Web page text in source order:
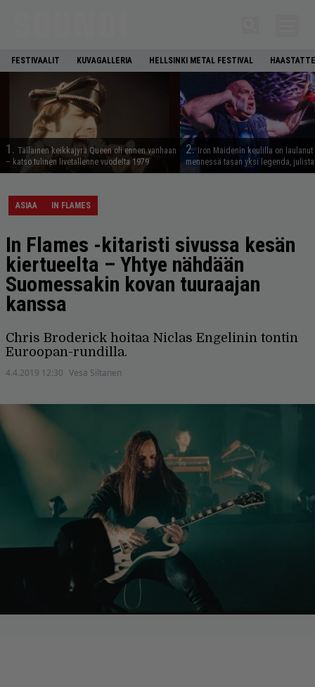
FESTIVAALIT KUVAGALLERIA HELLSINKI METAL FESTIVAL
1. Tällainen keikkajyrä Queen oli ennen vanhaan
– katso tulinen livetallenne vuodelta 1979
2. Iron Maidenin keulilla on laulanut
mennessä tasan yksi legenda,
ASIAA IN FLAMES
In Flames -kitaristi sivussa kesän
kiertueelta – Yhtye nähdään
Suomessakin kovan tuuraajan
kanssa
Chris Broderick hoitaa Niclas Engelinin tontin
Euroopan-rundilla.
4.4.2019 12:30 Vesa Siltanen